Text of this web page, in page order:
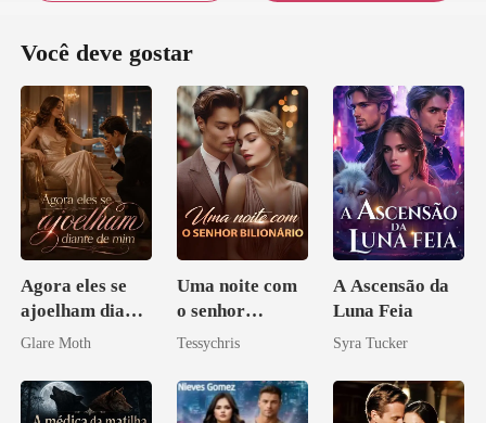
Você deve gostar
Agora eles se
ajoelham diante
de mim
Glare Moth
Uma noite com
o senhor
Bilionário
Tessychris
A Ascensão da
Luna Feia
Syra Tucker